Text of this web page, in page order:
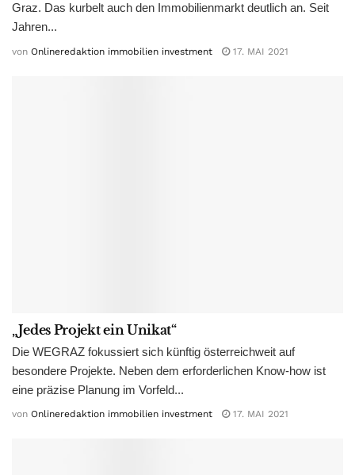
Graz. Das kurbelt auch den Immobilienmarkt deutlich an. Seit
Jahren...
von Onlineredaktion immobilien investment 17. MAI 2021
„Jedes Projekt ein Unikat“
Die WEGRAZ fokussiert sich künftig österreichweit auf
besondere Projekte. Neben dem erforderlichen Know-how ist
eine präzise Planung im Vorfeld...
von Onlineredaktion immobilien investment 17. MAI 2021